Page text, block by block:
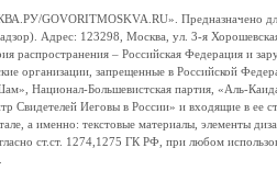
GOVORITMOSKVA.RU». Предназначено
Адрес: 123298, Москва, ул. 3-я
распространения – Российская Федерация и
организации, запрещенные в Российской
Национал-Большевистская партия, «Аль-
Свидетелей Иеговы в России» и входящие в ее
а именно: текстовые материалы, элементы
ст.ст. 1274,1275 ГК РФ, при любом